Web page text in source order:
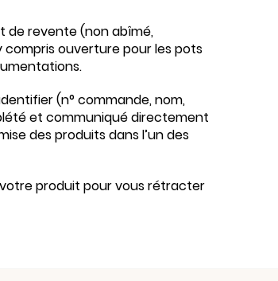
de revente (non abîmé,
compris ouverture pour les pots
(n° commande, nom,
et communiqué directement
des produits dans l’un des
votre produit pour vous rétracter